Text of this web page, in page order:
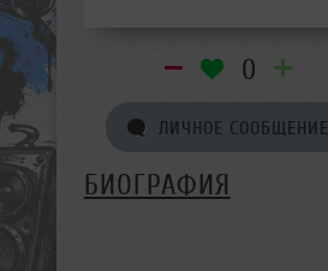
0
ЛИЧНОЕ СООБЩЕНИЕ
БИОГРАФИЯ